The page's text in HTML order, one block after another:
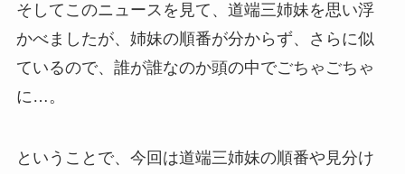
そしてこのニュースを見て、道端三姉妹を思い浮
かべましたが、姉妹の順番が分からず、さらに似
ているので、誰が誰なのか頭の中でごちゃごちゃ
に…。
ということで、今回は道端三姉妹の順番や見分け